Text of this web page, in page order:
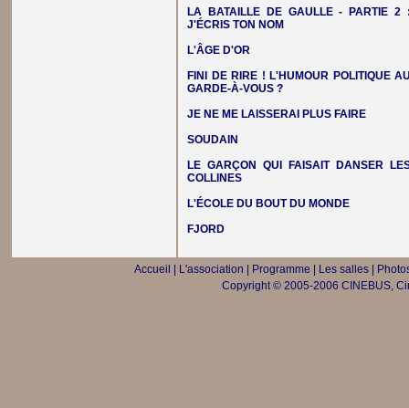
LA BATAILLE DE GAULLE - PARTIE 2
J'ÉCRIS TON NOM
L'ÂGE D'OR
FINI DE RIRE ! L'HUMOUR POLITIQUE
GARDE-À-VOUS ?
JE NE ME LAISSERAI PLUS FAIRE
SOUDAIN
LE GARÇON QUI FAISAIT DANSER
COLLINES
L'ÉCOLE DU BOUT DU MONDE
FJORD
Accueil L'association Programme Les salles|
Copyright © 2005-2006 CINEBUS,